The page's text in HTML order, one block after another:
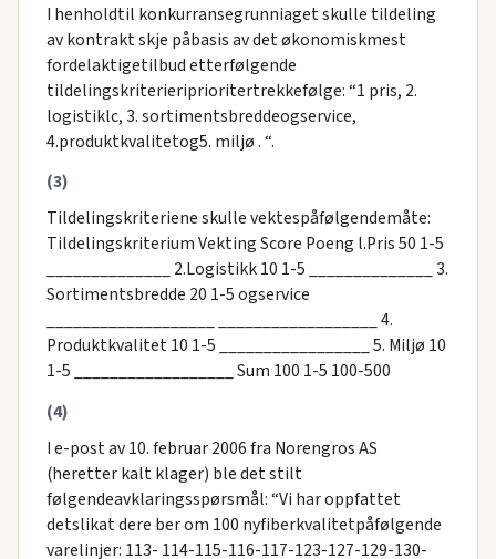
I henholdtil konkurransegrunniaget skulle tildeling
av kontrakt skje påbasis av det økonomiskmest
fordelaktigetilbud etterfølgende
tildelingskriterieriprioritertrekkefølge: “1 pris, 2.
logistiklc, 3. sortimentsbreddeogservice,
4.produktkvalitetog5. miljø . “.
(3)
Tildelingskriteriene skulle vektespåfølgendemåte:
Tildelingskriterium Vekting Score Poeng l.Pris 50 1-5
______________ 2.Logistikk 10 1-5 ______________ 3.
Sortimentsbredde 20 1-5 ogservice
___________________ __________________ 4.
Produktkvalitet 10 1-5 _________________ 5. Miljø 10
1-5 __________________ Sum 100 1-5 100-500
(4)
I e-post av 10. februar 2006 fra Norengros AS
(heretter kalt klager) ble det stilt
følgendeavklaringsspørsmål: “Vi har oppfattet
detslikat dere ber om 100 nyfiberkvalitetpåfølgende
varelinjer: 113- 114-115-116-117-123-127-129-130-